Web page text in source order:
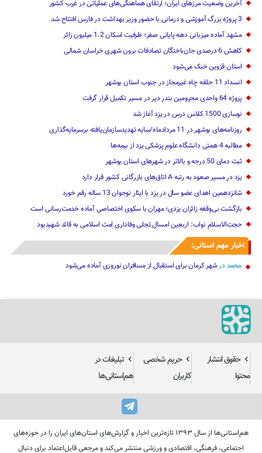
آخرین وضعیت مرزهای ایران؛ ارتقای هماهنگی‌های عملیاتی در غرب کشور
3 پروژه بزرگ آموزشی و درمانی با حضور وزیر بهداشت در فارس افتتاح شد
مشهد آماده میزبانی دهه پایانی صفر؛ ظرفیت اسکان 1.2 میلیون زائر
کاهش 6 درصدی جان‌باختگان تصادفات برون شهری خراسان شمالی
استان قزوین خنک‌ می‌شود
انسداد 11 حلقه چاه غیرمجاز در جنوب استان بوشهر
پروژه 64 واحدی محرومین بندر دیر در مسیر تکمیل قرار گرفت
نوسازی 1500 کلاس درس در یزد آغاز شد
روزنامه‌های بوشهر در 11 مردادماه/سایه تهدیدسازمان‌یافته برسرمایه‌گذاری
مطالبه 4 همتی دانشگاه علوم پزشکی یزد از بیمه‌ها
ثبت دمای 50 درجه و بالاتر در شهرهای استان بوشهر
یزد در مسیر صعود به رتبه A اتاق‌های بازرگانی کشور قرار دارد
شانزدهمین اهدای عضو سال در یزد با ایثار نوجوان 13 ساله رقم خورد
بازگشت بی‌وقفه زائران یزدی؛ مهران با سکوی اختصاصی آماده خدمت‌رسانی است
حجت‌الاسلام نواب: اربعین امسال تجلی وفاداری امت اسلامی به قائد شهیدبود
اخبار مهم استانی:
محمد درشهر کرمان برای استقبال از مسافران نوروزی آماده می‌شود
حقوق انتشار
محتوا
حریم شخصی
کاربران
تبلیغات در
هم‌استانی‌ها
هم‌استانی‌ها از سال ۱۳۹۳ تازه‌ترین اخبار و گزارش‌های استان‌های ایران را در حوزه‌های
اجتماعی، فرهنگی، اقتصادی و ورزشی منتشر می‌کند و مرجعی قابل‌اعتماد برای دنبال